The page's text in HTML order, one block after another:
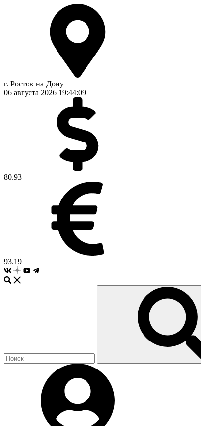
г. Ростов-на-Дону
06 августа 2026 19:44:09
80.93
93.19